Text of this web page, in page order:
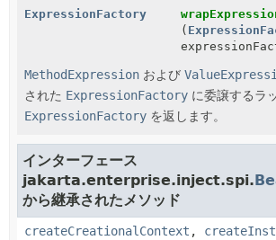
ExpressionFactory
(
MethodExpression および
された ExpressionFactory に委譲するラ
ExpressionFactory を返します。
インターフェース
jakarta.enterprise.inject.spi.
から継承されたメソッド
createCreationalContext ,